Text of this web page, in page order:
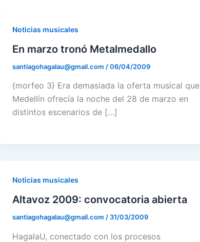
Noticias musicales
En marzo tronó Metalmedallo
santiagohagalau@gmail.com /06/04/2009
{morfeo 3} Era demasiada la oferta musical que
Medellín ofrecía la noche del 28 de marzo en
distintos escenarios de […]
Noticias musicales
Altavoz 2009: convocatoria abierta
santiagohagalau@gmail.com / 31/03/2009
HagalaU, conectado con los procesos